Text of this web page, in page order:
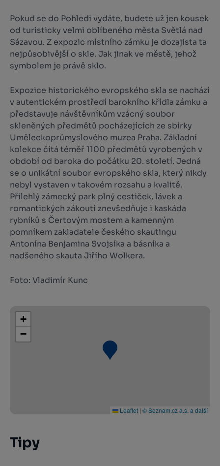
Pokud se do Pohledi vydáte, budete už jen kousek
od turisticky velmi oblíbeného města Světlá nad
Sázavou. Z expozic místního zámku je dozajista ta
nejpůsobivější o skle. Jak jinak ve městě, jehož
symbolem je právě sklo.
Expozice historického evropského skla se nachází
v autentickém prostředí barokního křídla zámku a
představuje návštěvníkům vzácný soubor
skleněných předmětů pocházejících ze sbírky
Uměleckoprůmyslového muzea Praha. Základní
kolekce čítá téměř 1100 předmětů vyrobených v
období od baroka do počátku 20. století. Jedná
se o unikátní soubor evropského skla, který nikdy
nebyl vystaven v takovém rozsahu a kvalitě.
Přilehlý zámecký park plný cestiček, lávek a
romantických zákoutí znevšedňuje i kaskáda
rybníků s Čertovým mostem a kamenným
pomníkem zakladatele českého skautingu
Antonína Benjamina Svojsíka a básníka a
nadšeného skauta Jiřího Wolkera.
Foto: Vladimír Kunc
+
−
Leaflet | © Seznam.cz a.s. a další
Tipy